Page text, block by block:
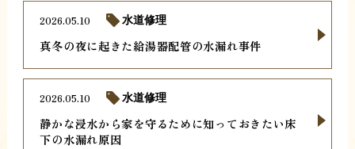
真冬の夜に起きた給湯器配管の水漏れ事件
2026.05.10 水道修理
静かな浸水から家を守るために知っておきたい床
下の水漏れ原因
2026.05.10 水道修理